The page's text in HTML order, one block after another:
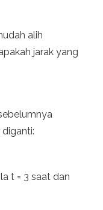
alih
jarak yang
t = 3 saat dan